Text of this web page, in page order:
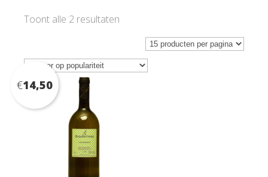
Toont alle 2 resultaten
populariteit
€14,50